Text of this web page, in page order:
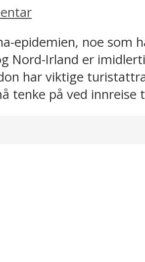
epidemien, noe som
Nord-Irland er
har viktige
tenke på ved innreise